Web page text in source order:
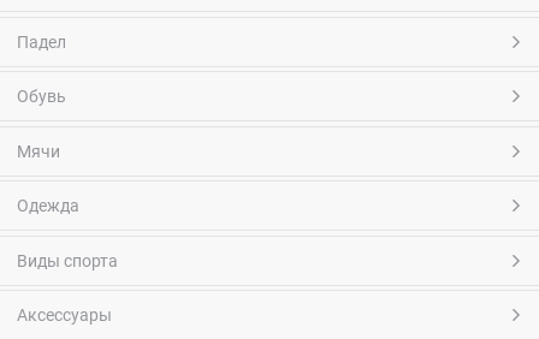
Падел
Обувь
Мячи
Одежда
Виды спорта
Аксессуары